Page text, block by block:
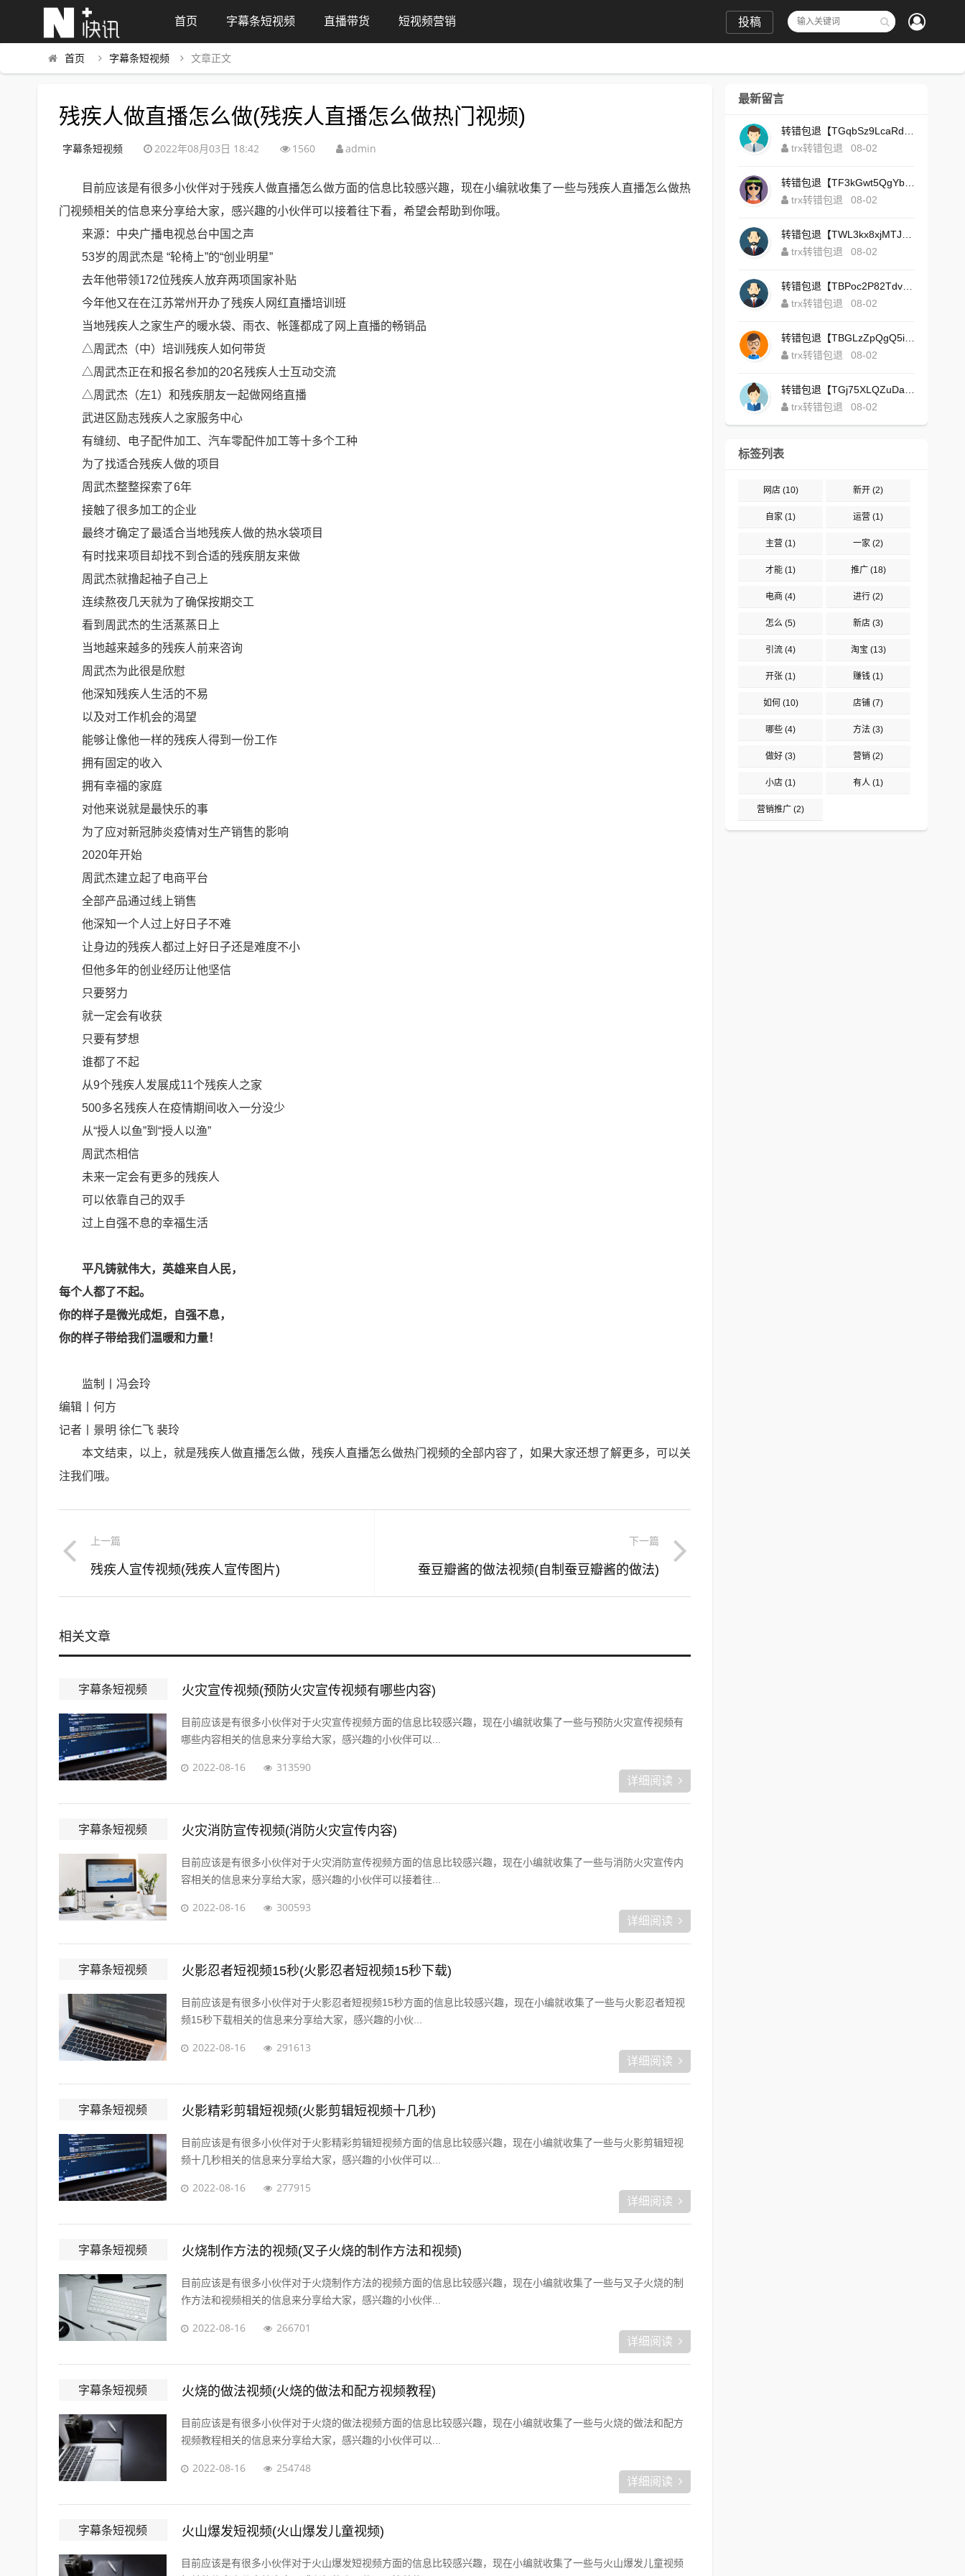
首页 字幕条短视频 直播带货 短视频营销 投稿
首页 字幕条短视频 文章正文
残疾人做直播怎么做(残疾人直播怎么做热门视频)
字幕条短视频 2022年08月03日 18:42 1560 admin
目前应该是有很多小伙伴对于残疾人做直播怎么做方面的信息比较感兴趣，现在小编就收集了一些与残疾人直播怎么做热
门视频相关的信息来分享给大家，感兴趣的小伙伴可以接着往下看，希望会帮助到你哦。
来源：中央广播电视总台中国之声
53岁的周武杰是 “轮椅上”的“创业明星”
去年他带领172位残疾人放弃两项国家补贴
今年他又在在江苏常州开办了残疾人网红直播培训班
当地残疾人之家生产的暖水袋、雨衣、帐篷都成了网上直播的畅销品
△周武杰（中）培训残疾人如何带货
△周武杰正在和报名参加的20名残疾人士互动交流
△周武杰（左1）和残疾朋友一起做网络直播
武进区励志残疾人之家服务中心
有缝纫、电子配件加工、汽车零配件加工等十多个工种
为了找适合残疾人做的项目
周武杰整整探索了6年
接触了很多加工的企业
最终才确定了最适合当地残疾人做的热水袋项目
有时找来项目却找不到合适的残疾朋友来做
周武杰就撸起袖子自己上
连续熬夜几天就为了确保按期交工
看到周武杰的生活蒸蒸日上
当地越来越多的残疾人前来咨询
周武杰为此很是欣慰
他深知残疾人生活的不易
以及对工作机会的渴望
能够让像他一样的残疾人得到一份工作
拥有固定的收入
拥有幸福的家庭
对他来说就是最快乐的事
为了应对新冠肺炎疫情对生产销售的影响
2020年开始
周武杰建立起了电商平台
全部产品通过线上销售
他深知一个人过上好日子不难
让身边的残疾人都过上好日子还是难度不小
但他多年的创业经历让他坚信
只要努力
就一定会有收获
只要有梦想
谁都了不起
从9个残疾人发展成11个残疾人之家
500多名残疾人在疫情期间收入一分没少
从“授人以鱼”到“授人以渔”
周武杰相信
未来一定会有更多的残疾人
可以依靠自己的双手
过上自强不息的幸福生活
平凡铸就伟大，英雄来自人民，
每个人都了不起。
你的样子是微光成炬，自强不息，
你的样子带给我们温暖和力量！
监制丨冯会玲
编辑丨何方
记者丨景明 徐仁飞 裴玲
本文结束，以上，就是残疾人做直播怎么做，残疾人直播怎么做热门视频的全部内容了，如果大家还想了解更多，可以关
注我们哦。
上一篇
残疾人宣传视频(残疾人宣传图片)
下一篇
蚕豆瓣酱的做法视频(自制蚕豆瓣酱的做法)
相关文章
字幕条短视频 火灾宣传视频(预防火灾宣传视频有哪些内容)
目前应该是有很多小伙伴对于火灾宣传视频方面的信息比较感兴趣，现在小编就收集了一些与预防火灾宣传视频有
哪些内容相关的信息来分享给大家，感兴趣的小伙伴可以...
2022-08-16 313590
详细阅读
字幕条短视频 火灾消防宣传视频(消防火灾宣传内容)
目前应该是有很多小伙伴对于火灾消防宣传视频方面的信息比较感兴趣，现在小编就收集了一些与消防火灾宣传内
容相关的信息来分享给大家，感兴趣的小伙伴可以接着往...
2022-08-16 300593
详细阅读
字幕条短视频 火影忍者短视频15秒(火影忍者短视频15秒下载)
目前应该是有很多小伙伴对于火影忍者短视频15秒方面的信息比较感兴趣，现在小编就收集了一些与火影忍者短视
频15秒下载相关的信息来分享给大家，感兴趣的小伙...
2022-08-16 291613
详细阅读
字幕条短视频 火影精彩剪辑短视频(火影剪辑短视频十几秒)
目前应该是有很多小伙伴对于火影精彩剪辑短视频方面的信息比较感兴趣，现在小编就收集了一些与火影剪辑短视
频十几秒相关的信息来分享给大家，感兴趣的小伙伴可以...
2022-08-16 277915
详细阅读
字幕条短视频 火烧制作方法的视频(叉子火烧的制作方法和视频)
目前应该是有很多小伙伴对于火烧制作方法的视频方面的信息比较感兴趣，现在小编就收集了一些与叉子火烧的制
作方法和视频相关的信息来分享给大家，感兴趣的小伙伴...
2022-08-16 266701
详细阅读
字幕条短视频 火烧的做法视频(火烧的做法和配方视频教程)
目前应该是有很多小伙伴对于火烧的做法视频方面的信息比较感兴趣，现在小编就收集了一些与火烧的做法和配方
视频教程相关的信息来分享给大家，感兴趣的小伙伴可以...
2022-08-16 254748
详细阅读
字幕条短视频 火山爆发短视频(火山爆发儿童视频)
目前应该是有很多小伙伴对于火山爆发短视频方面的信息比较感兴趣，现在小编就收集了一些与火山爆发儿童视频
最新留言
trx转错包退
08-02
trx转错包退
08-02
trx转错包退
08-02
trx转错包退
08-02
trx转错包退
08-02
trx转错包退
08-02
标签列表
网店(10) 新开 (2)
自家 (1) 运营 (1)
主营 (1) 一家 (2)
才能 (1) 推广(18)
电商 (4) 进行 (2)
怎么 (5) 新店 (3)
引流 (4) 淘宝 (13)
开张 (1) 赚钱 (1)
如何 (10) 店铺 (7)
哪些 (4) 方法 (3)
做好 (3) 营销 (2)
小店 (1) 有人 (1)
营销推广 (2)